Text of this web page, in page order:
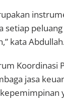
kata
Koordinasi
jasa